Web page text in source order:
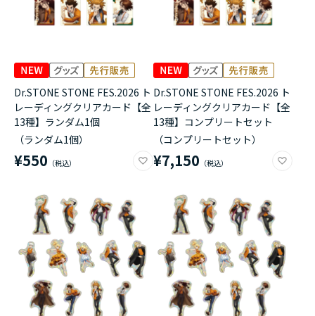
Dr.STONE STONE FES.2026 ト
レーディングクリアカード【全
13種】ランダム1個
（ランダム1個）
¥550
Dr.STONE STONE FES.2026 ト
レーディングクリアカード【全
13種】コンプリートセット
（コンプリートセット）
¥7,150